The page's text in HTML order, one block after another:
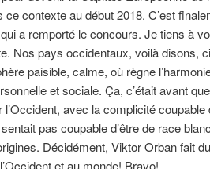
ce contexte au début 2018. C’est
a remporté le concours. Je tiens à
Nos pays occidentaux, voilà disons,
paisible, calme, où règne
et sociale. Ça, c’était avant
avec la complicité coupable
pas coupable d’être de race
Décidément, Viktor Orban fait
et au monde! Bravo!